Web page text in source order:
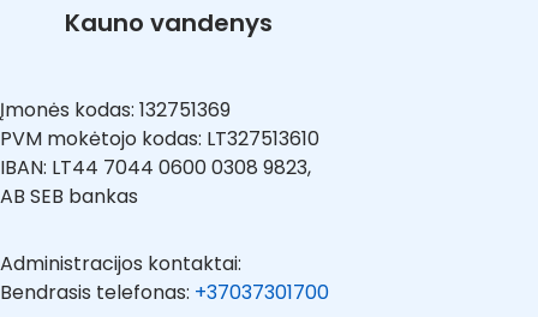
Kauno vandenys
Įmonės kodas: 132751369
PVM mokėtojo kodas: LT327513610
IBAN: LT44 7044 0600 0308 9823,
AB SEB bankas
Administracijos kontaktai:
Bendrasis telefonas: +37037301700